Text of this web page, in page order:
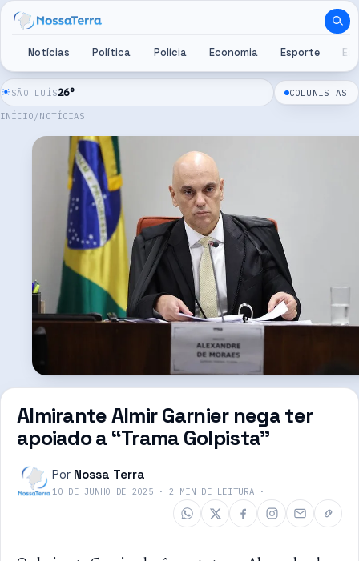
Pular para o conteúdo
Notícias Política Polícia Economia Esporte
☀SÃO LUÍS26° COLUNISTAS
INÍCIO / NOTÍCIAS
Almirante Almir Garnier nega ter
apoiado a “Trama Golpista”
Por Nossa Terra
10 DE JUNHO DE 2025 ·2 MIN DE LEITURA ·